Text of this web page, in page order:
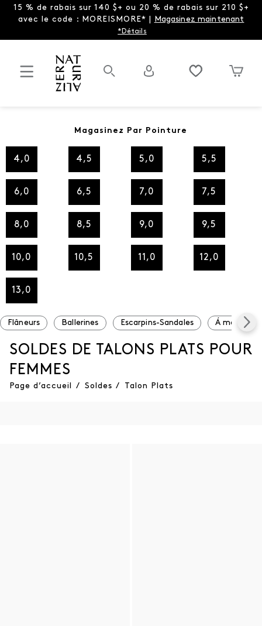
15 % de rabais sur 140 $+ ou 20 % de rabais sur 210 $+
avec le code : MOREISMORE* | Magasinez maintenant
*Détails
Magasinez Par Pointure
4,0 4,5 5,0 5,5
6,0 6,5 7,0 7,5
8,0 8,5 9,0 9,5
10,0 10,5 11,0 12,0
13,0
Flâneurs Ballerines Escarpins-Sandales Á moins de
SOLDES DE TALONS PLATS POUR
FEMMES
Page d’accueil / Soldes / Talon Plats